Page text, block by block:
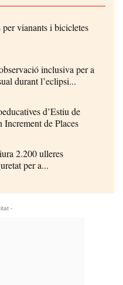
vianants i bicicletes
inclusiva per a
durant l’eclipsi...
d’Estiu de
Increment de Places
2.200 ulleres
per a...
-